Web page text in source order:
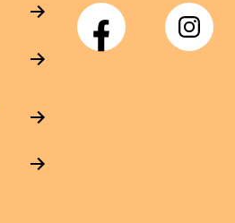
Facebook Instagram